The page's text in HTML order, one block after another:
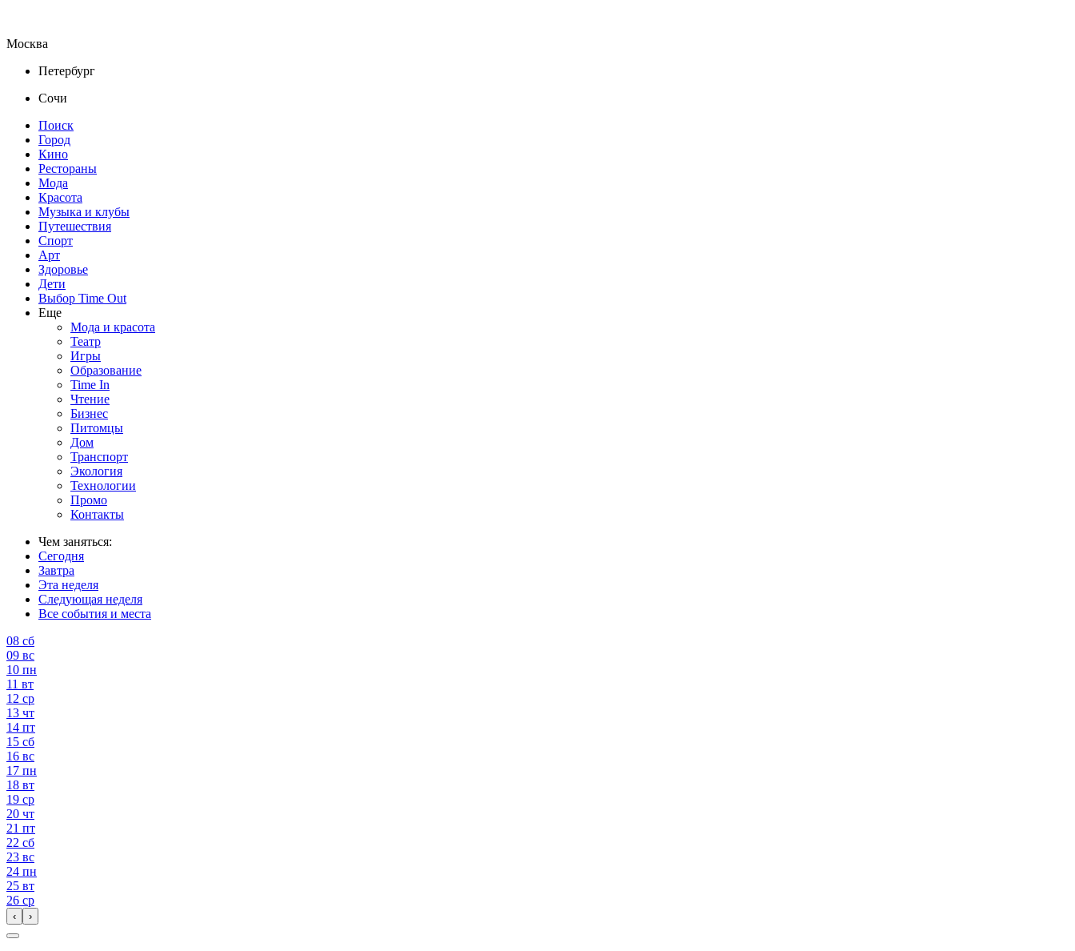
Москва
Петербург
Сочи
Поиск
Город
Кино
Рестораны
Мода
Красота
Музыка и клубы
Путешествия
Спорт
Арт
Здоровье
Дети
Выбор Time Out
Еще
Мода и красота
Театр
Игры
Образование
Time In
Чтение
Бизнес
Питомцы
Дом
Транспорт
Экология
Технологии
Промо
Контакты
Чем заняться:
Сегодня
Завтра
Эта неделя
Следующая неделя
Все события и места
08 сб
09 вс
10 пн
11 вт
12 ср
13 чт
14 пт
15 сб
16 вс
17 пн
18 вт
19 ср
20 чт
21 пт
22 сб
23 вс
24 пн
25 вт
26 ср
‹ ›